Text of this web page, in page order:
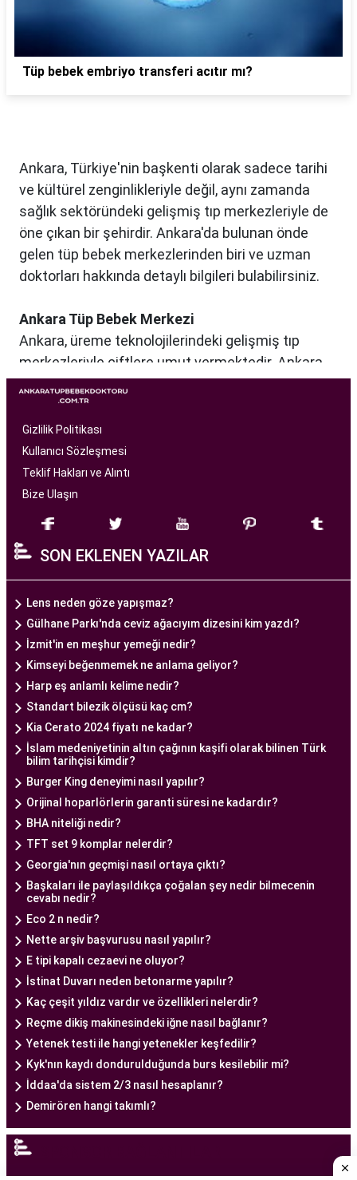
Tüp bebek embriyo transferi acıtır mı?
Ankara, Türkiye'nin başkenti olarak sadece tarihi
ve kültürel zenginlikleriyle değil, aynı zamanda
sağlık sektöründeki gelişmiş tıp merkezleriyle de
öne çıkan bir şehirdir. Ankara'da bulunan önde
gelen tüp bebek merkezlerinden biri ve uzman
doktorları hakkında detaylı bilgileri bulabilirsiniz.
Ankara Tüp Bebek Merkezi
Ankara, üreme teknolojilerindeki gelişmiş tıp
merkezleriyle çiftlere umut vermektedir. Ankara
Tüp Bebek Merkezi, kısırlık sorunu yaşayan
çiftlere profesyonel ve bireysel bir yaklaşımla
hizmet sunan bir sağlık kuruluşudur. Modern
tıbbın son teknolojilerini kullanarak, çiftlere
başarılı tüp bebek tedavileri sunmayı amaçlar.
bir ekip tarafından yönetilmektedir. Burada görev
alan tıp profesyonelleri, çiftlere kişiselleştirilmiş
tedavi planları sunarak, her çiftin özel durumunu
dikkate alır. Ayrıca, merkezde kullanılan teknoloji
ve ekipmanlar, tedavi sürecini daha etkili ve
güvenli hale getirir.
Ankara Tüp Bebek Merkezi, hasta odaklı hizmet
anlayışı ve etik prensipler çerçevesinde, çiftlere
sağlıklı bir gebelik yaşama şansı tanıyan kapsamlı
bir tüp bebek hizmeti sunar.
Ankara Tüp Bebek Doktoru
Tüp bebek tedavisi, uzman bir ekibin liderliğinde
ve deneyimli bir doktorun rehberliğinde
yürütülmesi gereken bir süreçtir. Ankara Tüp
Bebek Merkezi'nde görev alan uzman tüp bebek
doktoru, çiftlere kapsamlı bir yaklaşımla tedavi
sunar.
Ankara Tüp Bebek Doktoru
sürecinde çiftlere rehberlik eder ve tedavinin her
aşamasında destek sağlar. Çiftin tıbbi geçmişini
değerlendirir, bireysel durumlarını analiz eder ve
en uygun tedavi planını oluşturur. Tedavi
sürecinde çiftlere duygusal destek sağlamak da
doktorun önemli görevlerinden biridir.
Uzman tüp bebek doktoru, Ankara Tüp Bebek
Merkezi'nde kullanılan en son teknolojiyi ve
bilimsel yöntemleri takip ederek, çiftlere en iyi
tedaviyi sunmaya odaklanır. Ankara'da bulunan bu
merkezde görev yapan doktorlar, tıbbi alandaki
Gizlilik Politikası
Kullanıcı Sözleşmesi
Teklif Hakları ve Alıntı
Bize Ulaşın
SON EKLENEN YAZILAR
Lens neden göze yapışmaz?
Gülhane Parkı'nda ceviz ağacıyım dizesini kim yazdı?
İzmit'in en meşhur yemeği nedir?
Kimseyi beğenmemek ne anlama geliyor?
Harp eş anlamlı kelime nedir?
Standart bilezik ölçüsü kaç cm?
Kia Cerato 2024 fiyatı ne kadar?
İslam medeniyetinin altın çağının kaşifi olarak bilinen Türk
bilim tarihçisi kimdir?
Burger King deneyimi nasıl yapılır?
Orijinal hoparlörlerin garanti süresi ne kadardır?
BHA niteliği nedir?
TFT set 9 komplar nelerdir?
Georgia'nın geçmişi nasıl ortaya çıktı?
Başkaları ile paylaşıldıkça çoğalan şey nedir bilmecenin
cevabı nedir?
Eco 2 n nedir?
Nette arşiv başvurusu nasıl yapılır?
E tipi kapalı cezaevi ne oluyor?
İstinat Duvarı neden betonarme yapılır?
Kaç çeşit yıldız vardır ve özellikleri nelerdir?
Reçme dikiş makinesindeki iğne nasıl bağlanır?
Yetenek testi ile hangi yetenekler keşfedilir?
Kyk'nın kaydı dondurulduğunda burs kesilebilir mi?
İddaa'da sistem 2/3 nasıl hesaplanır?
Demirören hangi takımlı?